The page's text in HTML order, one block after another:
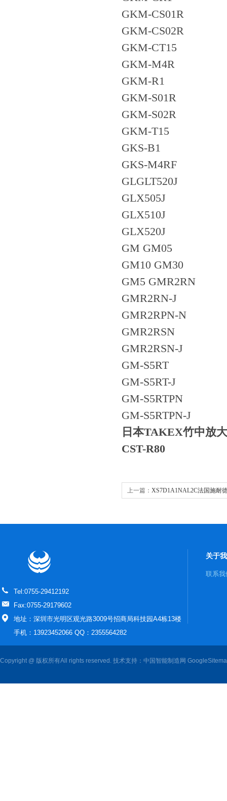
GKM-CS01R
GKM-CS02R
GKM-CT15
GKM-M4R
GKM-R1
GKM-S01R
GKM-S02R
GKM-T15
GKS-B1
GKS-M4RF
GLGLT520J
GLX505J
GLX510J
GLX520J
GM GM05
GM10 GM30
GM5 GMR2RN
GMR2RN-J
GMR2RPN-N
GMR2RSN
GMR2RSN-J
GM-S5RT
GM-S5RT-J
GM-S5RTPN
GM-S5RTPN-J
日本TAKEX竹中放
CST-R80
上一篇： XS7D1A1NAL2C法国施耐
Tel:0755-29412192
Fax:0755-29179602
地址：深圳市光明区观光路3009号招商局科技园A4栋13楼
手机：13923452066 QQ：2355564282
关于
联系我
Copyright @ 版权所有All rights reserved. 技术支持： 中国智能制造网